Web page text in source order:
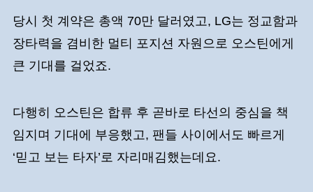
당시 첫 계약은 총액 70만 달러였고, LG는 정교함과
장타력을 겸비한 멀티 포지션 자원으로 오스틴에게
큰 기대를 걸었죠.
다행히 오스틴은 합류 후 곧바로 타선의 중심을 책
임지며 기대에 부응했고, 팬들 사이에서도 빠르게
‘믿고 보는 타자’로 자리매김했는데요.